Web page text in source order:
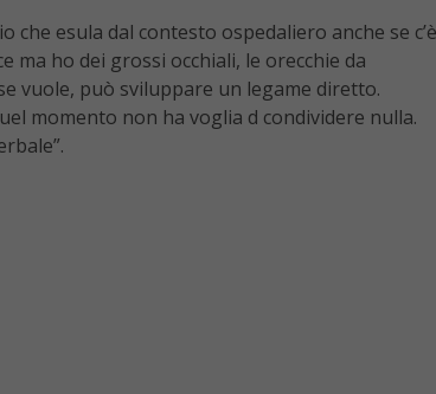
che esula dal contesto ospedaliero anche se c’è
ho dei grossi occhiali, le orecchie da
vuole, può sviluppare un legame diretto.
momento non ha voglia d condividere nulla.